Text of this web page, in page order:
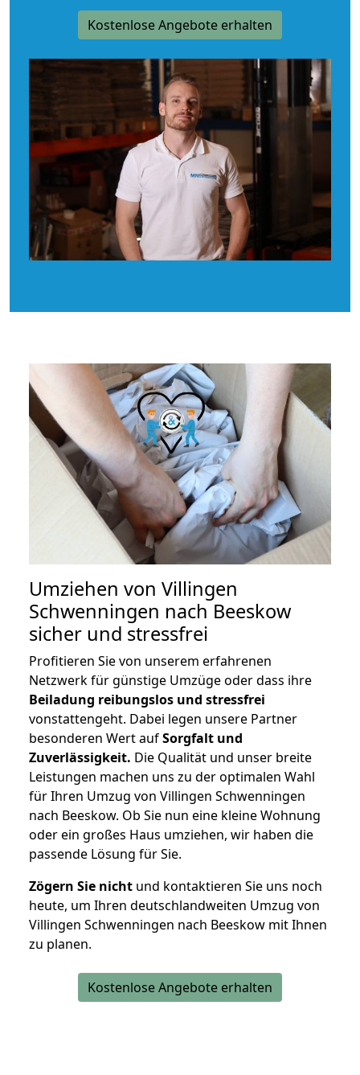
Kostenlose Angebote erhalten
Umziehen von Villingen
Schwenningen nach Beeskow
sicher und stressfrei
Profitieren Sie von unserem erfahrenen
Netzwerk für günstige Umzüge oder dass ihre
Beiladung reibungslos und stressfrei
vonstattengeht. Dabei legen unsere Partner
besonderen Wert aufSorgfalt und
Zuverlässigkeit. Die Qualität und unser breite
Leistungen machen uns zu der optimalen Wahl
für Ihren Umzug von Villingen Schwenningen
nach Beeskow. Ob Sie nun eine kleine Wohnung
oder ein großes Haus umziehen, wir haben die
passende Lösung für Sie.
Zögern Sie nicht und kontaktieren Sie uns noch
heute, um Ihren deutschlandweiten Umzug von
Villingen Schwenningen nach Beeskow mit Ihnen
zu planen.
Kostenlose Angebote erhalten